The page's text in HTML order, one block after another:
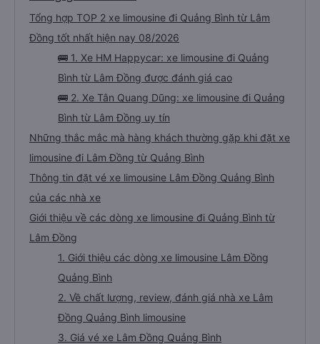
Tổng hợp TOP 2 xe limousine đi Quảng Bình từ Lâm
Đồng tốt nhất hiện nay 08/2026
🚌 1. Xe HM Happycar: xe limousine đi Quảng
Bình từ Lâm Đồng được đánh giá cao
🚌 2. Xe Tân Quang Dũng: xe limousine đi Quảng
Bình từ Lâm Đồng uy tín
Những thắc mắc mà hàng khách thường gặp khi đặt xe
limousine đi Lâm Đồng từ Quảng Bình
Thông tin đặt vé xe limousine Lâm Đồng Quảng Bình
của các nhà xe
Giới thiệu về các dòng xe limousine đi Quảng Bình từ
Lâm Đồng
1. Giới thiệu các dòng xe limousine Lâm Đồng
Quảng Bình
2. Về chất lượng, review, đánh giá nhà xe Lâm
Đồng Quảng Bình limousine
3. Giá vé xe Lâm Đồng Quảng Bình